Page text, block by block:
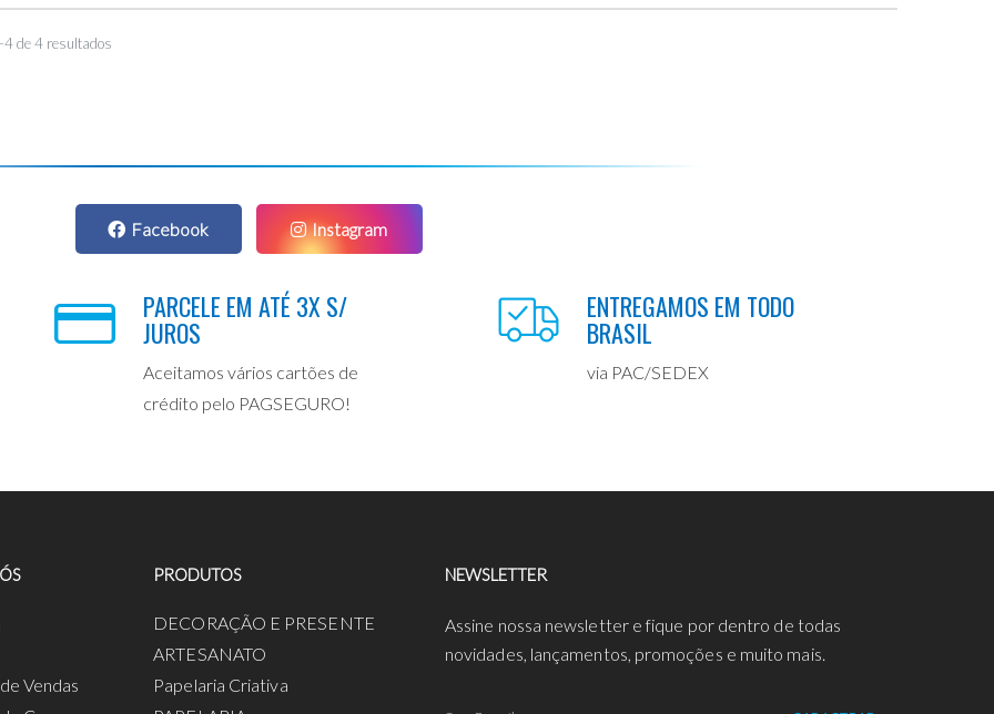
de 4 resultados
Facebook Instagram
PARCELE EM ATÉ 3X S/
JUROS
Aceitamos vários cartões de
crédito pelo PAGSEGURO!
ENTREGAMOS EM TODO
BRASIL
via PAC/SEDEX
Vendas
PRODUTOS
DECORAÇÃO E PRESENTE
ARTESANATO
Papelaria Criativa
NEWSLETTER
Assine nossa newsletter e fique por dentro de todas
novidades, lançamentos, promoções e muito mais.